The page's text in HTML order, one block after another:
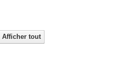
Afficher tout